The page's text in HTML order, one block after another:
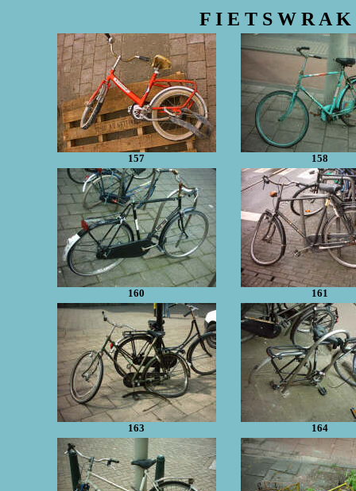
F I E T S W R A K
157 158
160 161
163 164